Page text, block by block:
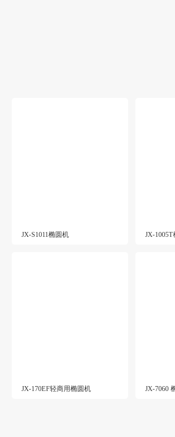
JX-S1011椭圆机 JX-
JX-170EF轻商用椭圆机 JX-7060